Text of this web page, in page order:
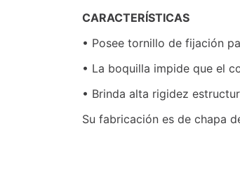
CARACTERÍSTICAS
• Posee tornillo de fijación
• La boquilla impide que el
• Brinda alta rigidez
Su fabricación es de chapa